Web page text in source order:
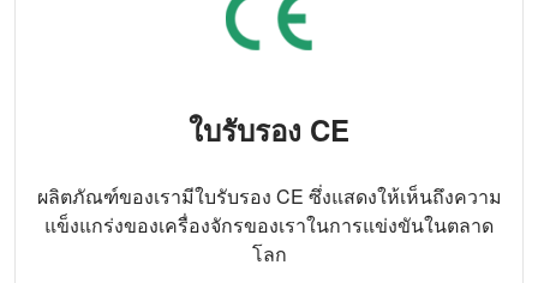
ใบรับรอง CE
ผลิตภัณฑ์ของเรามีใบรับรอง CE ซึ่งแสดงให้เห็นถึงความ
แข็งแกร่งของเครื่องจักรของเราในการแข่งขันในตลาด
โลก